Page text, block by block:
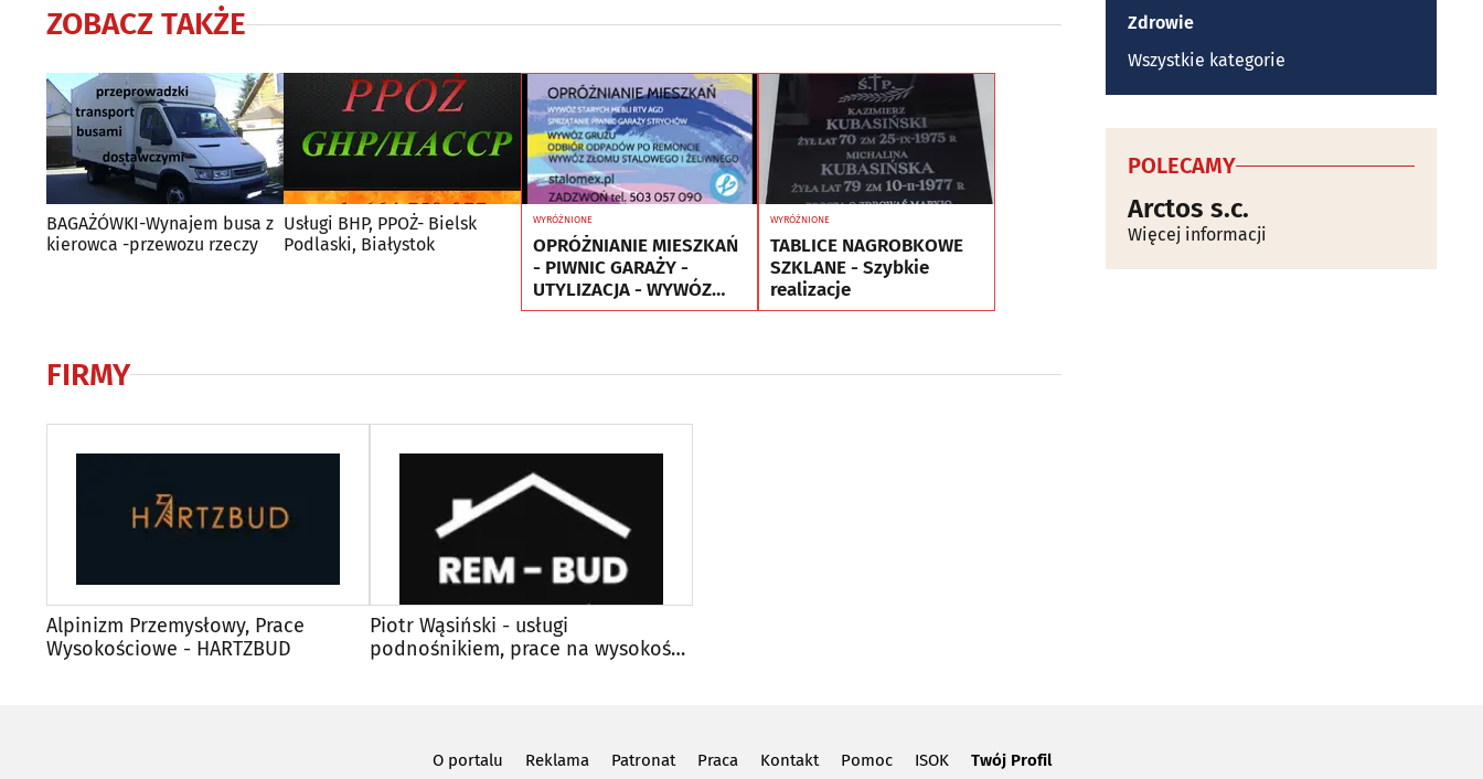
ZOBACZ TAKŻE
BAGAŻÓWKI-Wynajem busa z
kierowca -przewozu rzeczy
Usługi BHP, PPOŻ- Bielsk
Podlaski, Białystok
WYRÓŻNIONE
OPRÓŻNIANIE MIESZKAŃ
- PIWNIC GARAŻY -
UTYLIZACJA - WYWÓZ
MEBLI RTV AGD
WYRÓŻNIONE
TABLICE NAGROBKOWE
SZKLANE - Szybkie
realizacje
FIRMY
Alpinizm Przemysłowy, Prace
Wysokościowe - HARTZBUD
Piotr Wąsiński - usługi
podnośnikiem, prace na wysokości,
Zdrowie
Wszystkie kategorie
POLECAMY
Arctos s.c.
Więcej informacji
O portalu Reklama Patronat Praca Kontakt Pomoc ISOK Twój Profil